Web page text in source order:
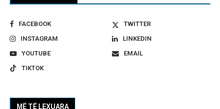
FACEBOOK
TWITTER
INSTAGRAM
LINKEDIN
YOUTUBE
EMAIL
TIKTOK
MË TË LEXUARA